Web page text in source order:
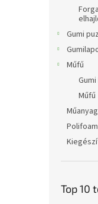
Gumi
Műfű
Műfű
Top 10